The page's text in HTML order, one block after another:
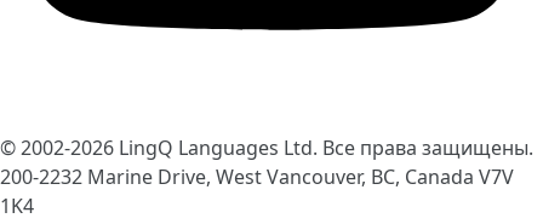
© 2002-2026 LingQ Languages Ltd. Все права защищены.
200-2232 Marine Drive, West Vancouver, BC, Canada V7V
1K4